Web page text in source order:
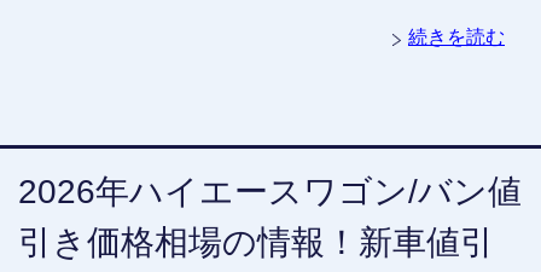
続きを読む
2026年ハイエースワゴン/バン値
引き価格相場の情報！新車値引